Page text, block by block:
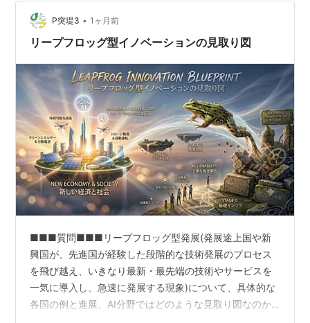
P突堤3 • 1ヶ月前
リープフロッグ型イノベーションの見取り図
■■■質問■■■リープフロッグ型発展(発展途上国や新
興国が、先進国が経験した段階的な技術発展のプロセス
を飛び越え、いきなり最新・最先端の技術やサービスを
一気に導入し、急速に発展する現象)について、具体的な
各国の例と進展、AI分野ではどのような見取り図なのか